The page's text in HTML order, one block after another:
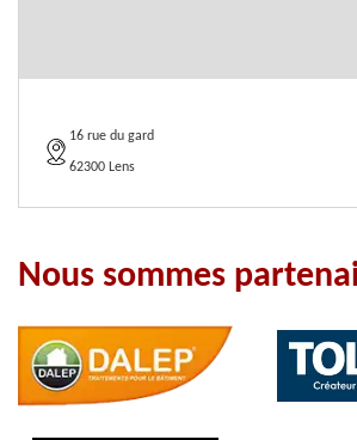
16 rue du gard
62300 Lens
Nous sommes